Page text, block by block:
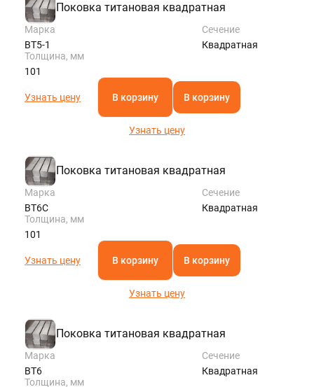
Поковка титановая квадратная
Марка
ВТ5-1
Сечение
Квадратная
Толщина, мм
101
Узнать цену В корзину В корзину
Узнать цену
Поковка титановая квадратная
Марка
ВТ6С
Сечение
Квадратная
Толщина, мм
101
Узнать цену В корзину В корзину
Узнать цену
Поковка титановая квадратная
Марка
ВТ6
Сечение
Квадратная
Толщина, мм